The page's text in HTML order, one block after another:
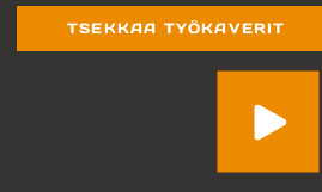
TSEKKAA TYÖKAVERIT